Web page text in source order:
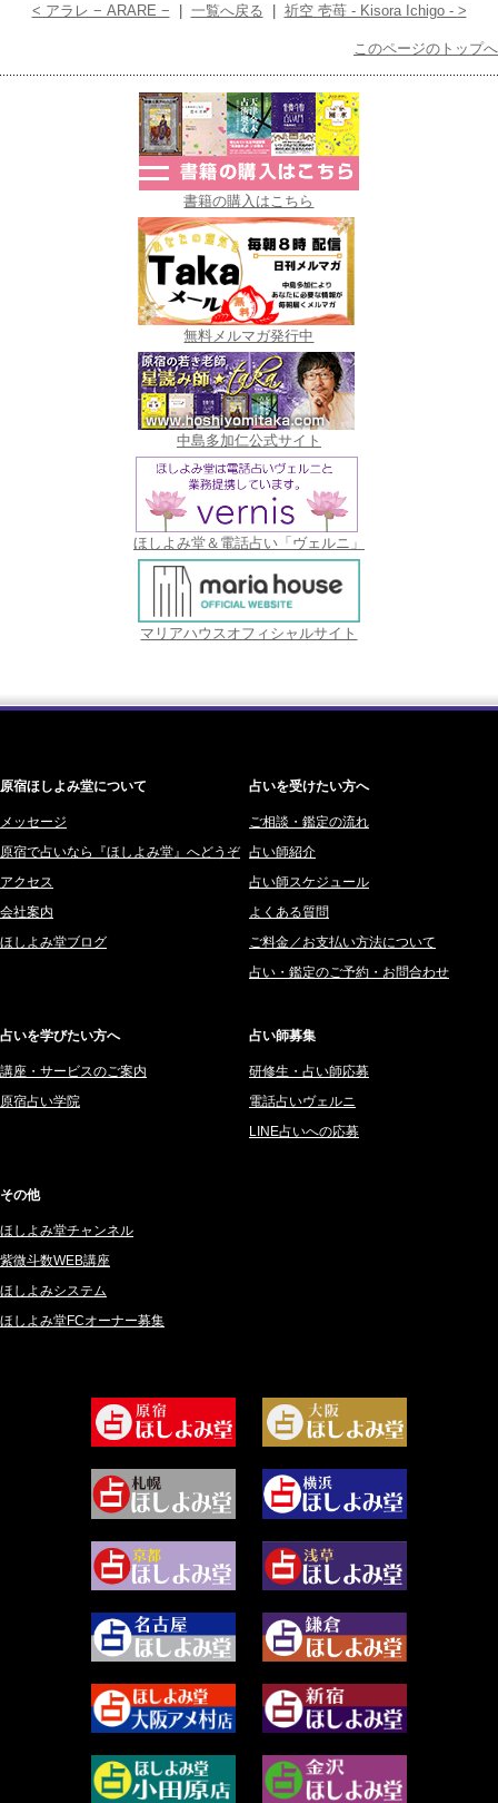
< アラレ − ARARE − 一覧へ戻る 祈空 壱苺 - Kisora Ichigo - >
このページのトップへ
書籍の購入はこちら
無料メルマガ発行中
中島多加仁公式サイト
ほしよみ堂＆電話占い「ヴェルニ」
マリアハウスオフィシャルサイト
原宿ほしよみ堂について
メッセージ
原宿で占いなら『ほしよみ堂』へどうぞ
アクセス
会社案内
ほしよみ堂ブログ
占いを受けたい方へ
ご相談・鑑定の流れ
占い師紹介
占い師スケジュール
よくある質問
ご料金／お支払い方法について
占い・鑑定のご予約・お問合わせ
占いを学びたい方へ
講座・サービスのご案内
原宿占い学院
占い師募集
研修生・占い師応募
電話占いヴェルニ
LINE占いへの応募
その他
ほしよみ堂チャンネル
紫微斗数WEB講座
ほしよみシステム
ほしよみ堂FCオーナー募集